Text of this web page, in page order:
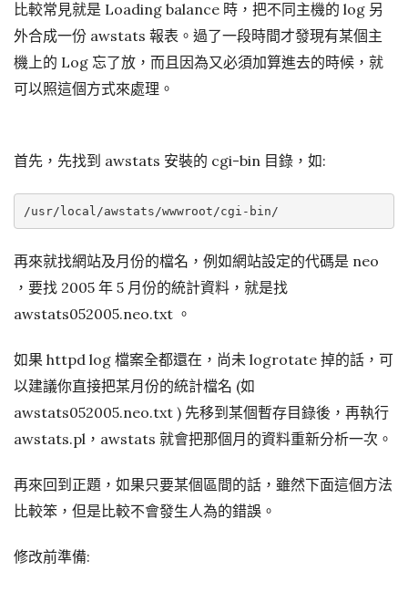
比較常見就是 Loading balance 時，把不同主機的 log 另
外合成一份 awstats 報表。過了一段時間才發現有某個主
機上的 Log 忘了放，而且因為又必須加算進去的時候，就
可以照這個方式來處理。
首先，先找到 awstats 安裝的 cgi-bin 目錄，如:
再來就找網站及月份的檔名，例如網站設定的代碼是 neo
，要找 2005 年 5 月份的統計資料，就是找
awstats052005.neo.txt 。
如果 httpd log 檔案全都還在，尚未 logrotate 掉的話，可
以建議你直接把某月份的統計檔名 (如
awstats052005.neo.txt ) 先移到某個暫存目錄後，再執行
awstats.pl，awstats 就會把那個月的資料重新分析一次。
再來回到正題，如果只要某個區間的話，雖然下面這個方法
比較笨，但是比較不會發生人為的錯誤。
修改前準備: